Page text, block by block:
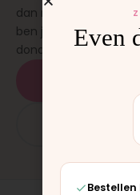
dan monteren wij
ben je binnen 15 tot
donderdag en
App: 06 - 2862
Even